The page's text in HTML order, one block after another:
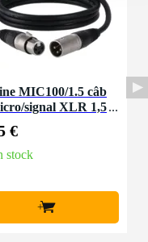
MIC100/1.5 câb
signal XLR 1,5
€
stock
+